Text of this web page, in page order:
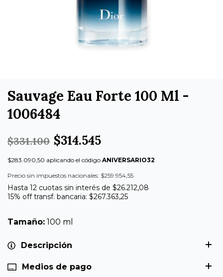
Sauvage Eau Forte 100 Ml -
1006484
$331.100 $314.545
$283.090,50 aplicando el código ANIVERSARIO32
Precio sin impuestos nacionales: $259.954,55
Hasta 12 cuotas sin interés de $26.212,08
15% off transf. bancaria: $267.363,25
Tamaño: 100 ml
Descripción
Medios de pago